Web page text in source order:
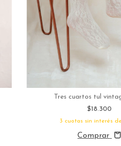
Tres cuartos tul
$18.300
3 cuotas sin interés de
Comprar